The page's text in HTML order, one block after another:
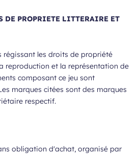
DE PROPRIETE LITTERAIRE ET
régissant les droits de propriété
reproduction et la représentation de
composant ce jeu sont
marques citées sont des marques
respectif.
obligation d'achat, organisé par